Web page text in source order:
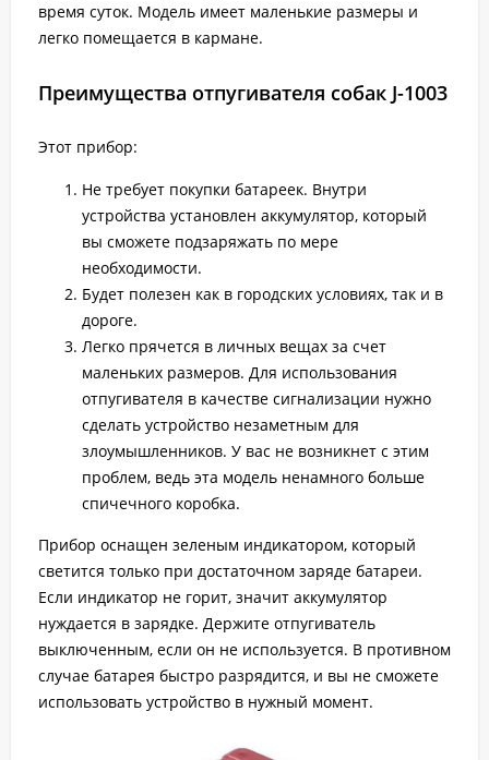
время суток. Модель имеет маленькие размеры и
легко помещается в кармане.
Преимущества отпугивателя собак J-1003
Этот прибор:
Не требует покупки батареек. Внутри
устройства установлен аккумулятор, который
вы сможете подзаряжать по мере
необходимости.
Будет полезен как в городских условиях, так и в
дороге.
Легко прячется в личных вещах за счет
маленьких размеров. Для использования
отпугивателя в качестве сигнализации нужно
сделать устройство незаметным для
злоумышленников. У вас не возникнет с этим
проблем, ведь эта модель ненамного больше
спичечного коробка.
Прибор оснащен зеленым индикатором, который
светится только при достаточном заряде батареи.
Если индикатор не горит, значит аккумулятор
нуждается в зарядке. Держите отпугиватель
выключенным, если он не используется. В противном
случае батарея быстро разрядится, и вы не сможете
использовать устройство в нужный момент.